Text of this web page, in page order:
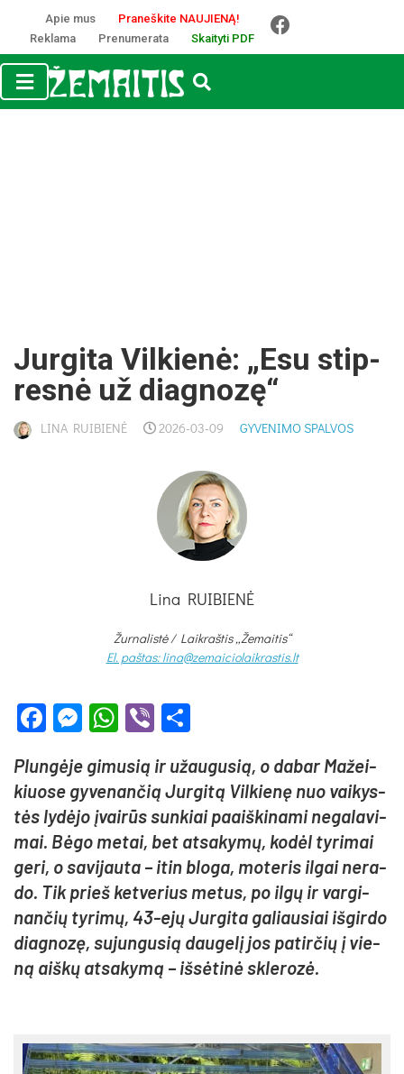
Apie mus
Praneškite NAUJIENĄ!
Reklama
Prenumerata Skaityti PDF
Jur­gi­ta Vil­kie­nė: „Esu stip­
res­nė už diag­no­zę“
LINA RUIBIENĖ 2026-03-09 GYVENIMO SPALVOS
Lina RUIBIENĖ
Žurnalistė / Laikraštis „Žemaitis“
El. paštas: lina@zemaiciolaikrastis.lt
Facebook
Messenger
WhatsApp
Viber
Plun­gė­je gi­mu­sią ir užau­gu­sią, o da­bar Ma­žei­
kiuo­se gy­ve­nan­čią Jur­gi­tą Vil­kie­nę nuo vai­kys­
tės ly­dė­jo įvai­rūs sun­kiai paaiš­ki­na­mi ne­ga­la­vi­
mai. Bė­go me­tai, bet at­sa­ky­mų, ko­dėl ty­ri­mai
ge­ri, o sa­vi­jau­ta – itin blo­ga, mo­te­ris il­gai ne­ra­
do. Tik prieš ket­ve­rius me­tus, po il­gų ir var­gi­
nan­čių ty­ri­mų, 43-ejų Jur­gi­ta ga­liau­siai iš­gir­do
diag­no­zę, su­jun­gu­sią dau­ge­lį jos pa­tir­čių į vie­
ną aiš­kų at­sa­ky­mą – iš­sė­ti­nė skle­ro­zė.